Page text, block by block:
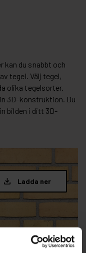
kan du snabbt och
tegel. Välj tegel,
olika tegelsorter.
3D-konstruktion. Du
bilden i ditt 3D-